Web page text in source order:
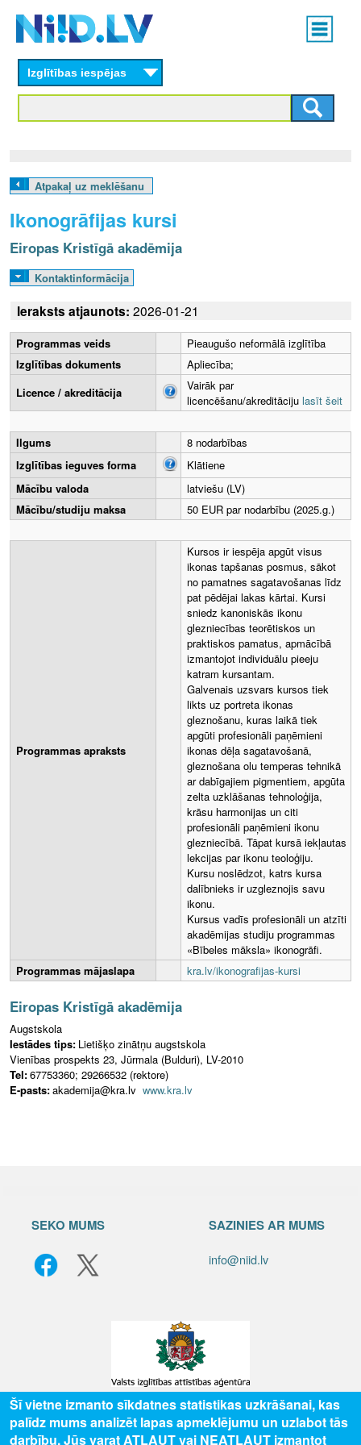
content
Main
menu
L
V
Izglītības iespējas
Atpakaļ uz meklēšanu
Ikonogrāfijas kursi
Eiropas Kristīgā akadēmija
Kontaktinformācija
Ieraksts atjaunots: 2026-01-21
Programmas veids
Pieaugušo neformālā izglītība
Izglītības dokuments
Apliecība;
Licence / akreditācija
Vairāk par
licencēšanu/akreditāciju lasīt šeit
Ilgums
8 nodarbības
Izglītības ieguves forma
Klātiene
Mācību valoda
latviešu (LV)
Mācību/studiju maksa
50 EUR par nodarbību (2025.g.)
Programmas apraksts
Kursos ir iespēja apgūt visus
ikonas tapšanas posmus, sākot
no pamatnes sagatavošanas līdz
pat pēdējai lakas kārtai. Kursi
sniedz kanoniskās ikonu
glezniecības teorētiskos un
praktiskos pamatus, apmācībā
izmantojot individuālu pieeju
katram kursantam.
Galvenais uzsvars kursos tiek
likts uz portreta ikonas
gleznošanu, kuras laikā tiek
apgūti profesionāli paņēmieni
ikonas dēļa sagatavošanā,
gleznošana olu temperas tehnikā
ar dabīgajiem pigmentiem, apgūta
zelta uzklāšanas tehnoloģija,
krāsu harmonijas un citi
profesionāli paņēmieni ikonu
glezniecībā. Tāpat kursā iekļautas
lekcijas par ikonu teoloģiju.
Kursu noslēdzot, katrs kursa
dalībnieks ir uzgleznojis savu
ikonu.
Kursus vadīs profesionāli un atzīti
akadēmijas studiju programmas
«Bībeles māksla» ikonogrāfi.
Programmas mājaslapa
kra.lv/ikonografijas-kursi
Eiropas Kristīgā akadēmija
Augstskola
Iestādes tips: Lietišķo zinātņu augstskola
Vienības prospekts 23, Jūrmala (Bulduri), LV-2010
Tel:67753360; 29266532 (rektore)
E-pasts:akademija@kra.lv www.kra.lv
SEKO MUMS SAZINIES AR MUMS
info@niid.lv
© 2025 Valsts izglītības attīstības aģentūra, publicētā satura visas tiesības
aizsargātas.
Šī vietne izmanto sīkdatnes statistikas uzkrāšanai, kas
palīdz mums analizēt lapas apmeklējumu un uzlabot tās
darbību. Jūs varat ATĻAUT vai NEATĻAUT izmantot